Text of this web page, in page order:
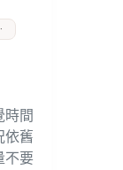
時間
依舊
不要